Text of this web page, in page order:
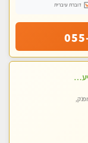
דוברת עיברית
מחפש עיסוי מפנק ומרגיע? בוא להכיר את הצוות המעסות החדשות שלנו. מקום מושלם !